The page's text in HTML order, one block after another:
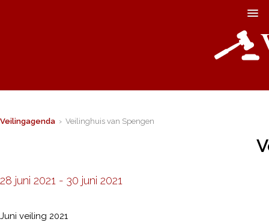
Veilingagenda › Veilinghuis van Spengen
28 juni 2021 - 30 juni 2021
Juni veiling 2021